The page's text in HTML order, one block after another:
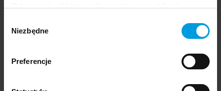
oferowanych na naszej stronie, w tym m.in. z
zgody
Niezbędne
Preferencje
Japońskiej Akademii Technik Komputerowych i
UXD na Uniwersytecie SWPS w Warszawie. W
wolnym czasie prowadzi bloga oraz kanał na
YouTube poświęcony nauce projektowania i